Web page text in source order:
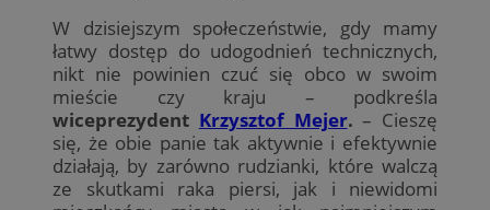
W dzisiejszym społeczeństwie, gdy mamy
łatwy dostęp do udogodnień technicznych,
nikt nie powinien czuć się obco w swoim
mieście czy kraju – podkreśla
wiceprezydent Krzysztof Mejer.– Cieszę
się, że obie panie tak aktywnie i efektywnie
działają, by zarówno rudzianki, które walczą
ze skutkami raka piersi, jak i niewidomi